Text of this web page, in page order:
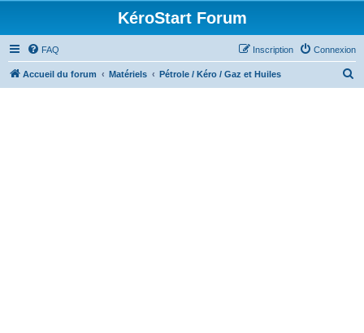
KéroStart Forum
FAQ Connexion
Inscription
Accueil du forum Matériels Pétrole / Kéro / Gaz et Huiles